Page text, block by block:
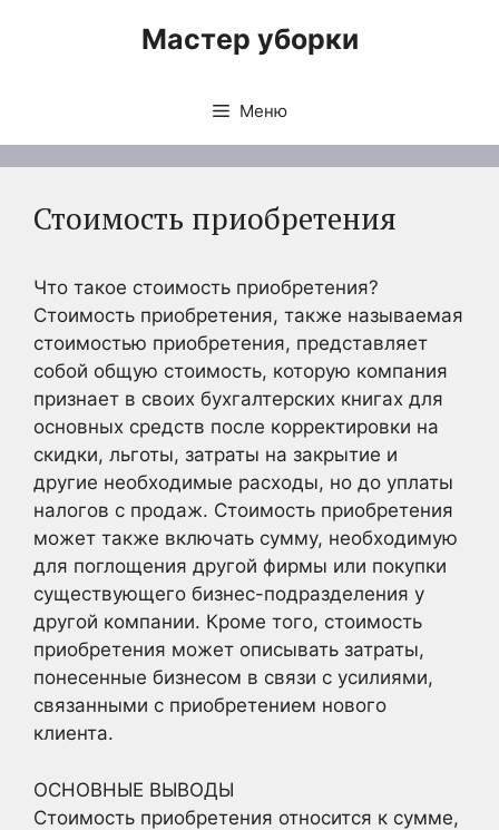
Мастер уборки
Меню
Стоимость приобретения
Что такое стоимость приобретения?
Стоимость приобретения, также называемая
стоимостью приобретения, представляет
собой общую стоимость, которую компания
признает в своих бухгалтерских книгах для
основных средств после корректировки на
скидки, льготы, затраты на закрытие и
другие необходимые расходы, но до уплаты
налогов с продаж. Стоимость приобретения
может также включать сумму, необходимую
для поглощения другой фирмы или покупки
существующего бизнес-подразделения у
другой компании. Кроме того, стоимость
приобретения может описывать затраты,
понесенные бизнесом в связи с усилиями,
связанными с приобретением нового
клиента.
ОСНОВНЫЕ ВЫВОДЫ
Стоимость приобретения относится к сумме,